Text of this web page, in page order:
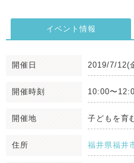
イベント情報
開催日 2019/7/12(
開催時刻 10:00〜
開催地 子どもを育
住所 福井県福井